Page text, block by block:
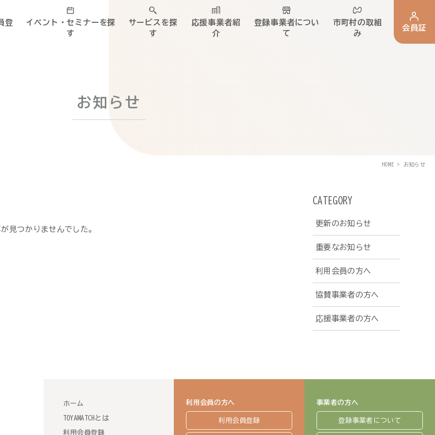
登
イベント・セミナーを探
す
サービスを探
す
応援事業者紹
介
登録事業者につい
て
市町村の取組
み
会員証
お知らせ
HOME お知らせ
見つかりませんでした。
CATEGORY
更新のお知らせ
重要なお知らせ
利用会員の方へ
協賛事業者の方へ
応援事業者の方へ
ホーム
TOYAMATCHとは
利用会員登録
利用会員の方へ
利用会員登録
事業者の方へ
登録事業者について